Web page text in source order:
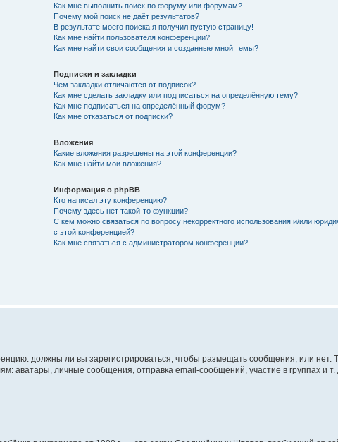
Как мне выполнить поиск по форуму или форумам?
Почему мой поиск не даёт результатов?
В результате моего поиска я получил пустую страницу!
Как мне найти пользователя конференции?
Как мне найти свои сообщения и созданные мной темы?
Подписки и закладки
Чем закладки отличаются от подписок?
Как мне сделать закладку или подписаться на определённую тему?
Как мне подписаться на определённый форум?
Как мне отказаться от подписки?
Вложения
Какие вложения разрешены на этой конференции?
Как мне найти мои вложения?
Информация о phpBB
Кто написал эту конференцию?
Почему здесь нет такой-то функции?
С кем можно связаться по вопросу некорректного использования и/или
с этой конференцией?
Как мне связаться с администратором конференции?
должны ли вы зарегистрироваться, чтобы размещать сообщения, или нет.
аватары, личные сообщения, отправка email-сообщений, участие в группах и т.